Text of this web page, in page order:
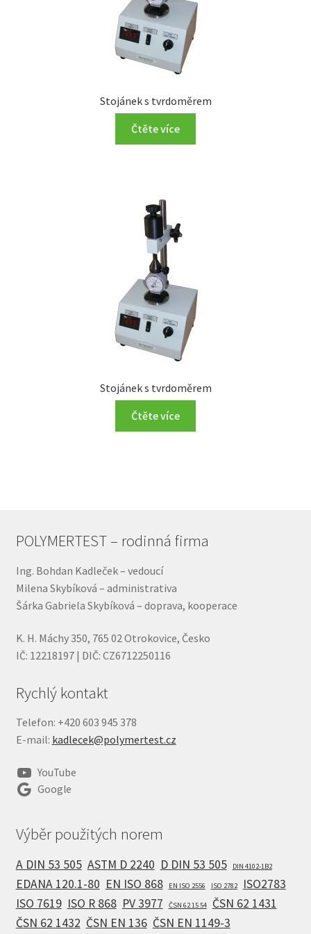
Stojánek s tvrdoměrem
Čtěte více
Stojánek s tvrdoměrem
Čtěte více
POLYMERTEST – rodinná firma
Ing. Bohdan Kadleček – vedoucí
Milena Skybíková – administrativa
Šárka Gabriela Skybíková – doprava, kooperace
K. H. Máchy 350, 765 02 Otrokovice, Česko
IČ: 12218197 | DIČ: CZ6712250116
Rychlý kontakt
Telefon: +420 603 945 378
E-mail: kadlecek@polymertest.cz
YouTube
Google
Výběr použitých norem
A DIN 53 505 ASTM D 2240 D DIN 53 505 DIN 4102-1B2
EDANA 120.1-80 EN ISO 868 EN ISO 2556 ISO 2782
ISO2783
ISO 7619 ISO R 868 PV 3977 ČSN 62 15 54
ČSN 62 1431
ČSN 62 1432 ČSN EN 136 ČSN EN 1149-3